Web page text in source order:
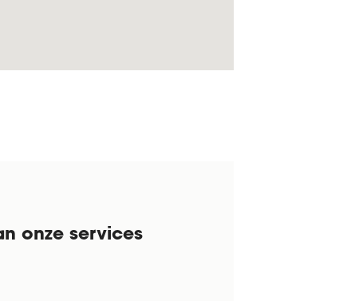
onze services